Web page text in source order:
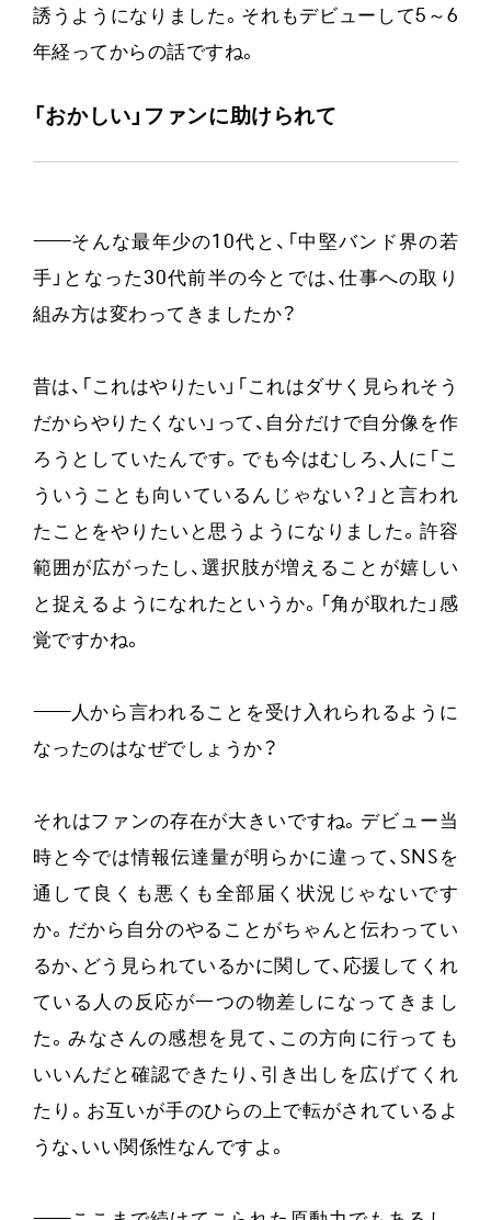
誘うようになりました。それもデビューして5～6
年経ってからの話ですね。
「おかしい」ファンに助けられて
——そんな最年少の10代と、「中堅バンド界の若
手」となった30代前半の今とでは、仕事への取り
組み方は変わってきましたか？
昔は、「これはやりたい」「これはダサく見られそう
だからやりたくない」って、自分だけで自分像を作
ろうとしていたんです。でも今はむしろ、人に「こ
ういうことも向いているんじゃない？」と言われ
たことをやりたいと思うようになりました。許容
範囲が広がったし、選択肢が増えることが嬉しい
と捉えるようになれたというか。「角が取れた」感
覚ですかね。
——人から言われることを受け入れられるように
なったのはなぜでしょうか？
それはファンの存在が大きいですね。デビュー当
時と今では情報伝達量が明らかに違って、SNSを
通して良くも悪くも全部届く状況じゃないです
か。だから自分のやることがちゃんと伝わってい
るか、どう見られているかに関して、応援してくれ
ている人の反応が一つの物差しになってきまし
た。みなさんの感想を見て、この方向に行っても
いいんだと確認できたり、引き出しを広げてくれ
たり。お互いが手のひらの上で転がされているよ
うな、いい関係性なんですよ。